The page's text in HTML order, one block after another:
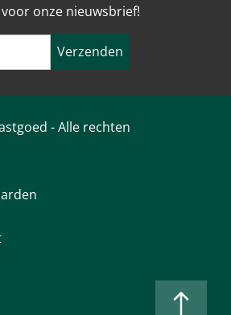
onze nieuwsbrief!
Verzenden
- Alle rechten